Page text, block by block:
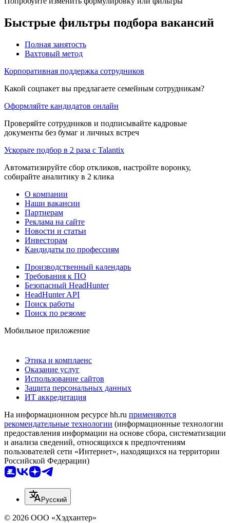
Быстрые фильтры подбора вакансий
Полная занятость
Вахтовый метод
Корпоративная поддержка сотрудников
Какой соцпакет вы предлагаете семейным сотрудникам?
Оформляйте кандидатов онлайн
Проверяйте сотрудников и подписывайте кадровые
документы без бумаг и личных встреч
Ускорьте подбор в 2 раза с Talantix
Автоматизируйте сбор откликов, настройте воронку,
собирайте аналитику в 2 клика
О компании
Наши вакансии
Партнерам
Реклама на сайте
Новости и статьи
Инвесторам
Кандидаты по профессиям
Производственный календарь
Требования к ПО
Безопасный HeadHunter
HeadHunter API
Поиск работы
Поиск по резюме
Мобильное приложение
Этика и комплаенс
Оказание услуг
Использование сайтов
Защита персональных данных
ИТ аккредитация
На информационном ресурсе hh.ru применяются
рекомендательные технологии (информационные технологии
предоставления информации на основе сбора, систематизации
и анализа сведений, относящихся к предпочтениям
пользователей сети «Интернет», находящихся на территории
Российской Федерации)
Русский
© 2026 ООО «Хэдхантер»